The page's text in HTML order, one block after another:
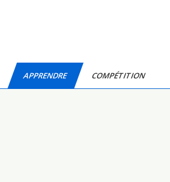
APPRENDRE COMPÉTITION